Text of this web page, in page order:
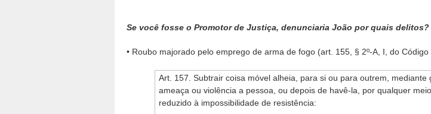
Se você fosse o Promotor de Justiça, denunciaria João por quais delitos?
• Roubo majorado pelo emprego de arma de fogo (art. 155, § 2º-A, I, do Código
Art. 157. Subtrair coisa móvel alheia, para si ou para outrem, mediante
ameaça ou violência a pessoa, ou depois de havê-la, por qualquer meio,
reduzido à impossibilidade de resistência: